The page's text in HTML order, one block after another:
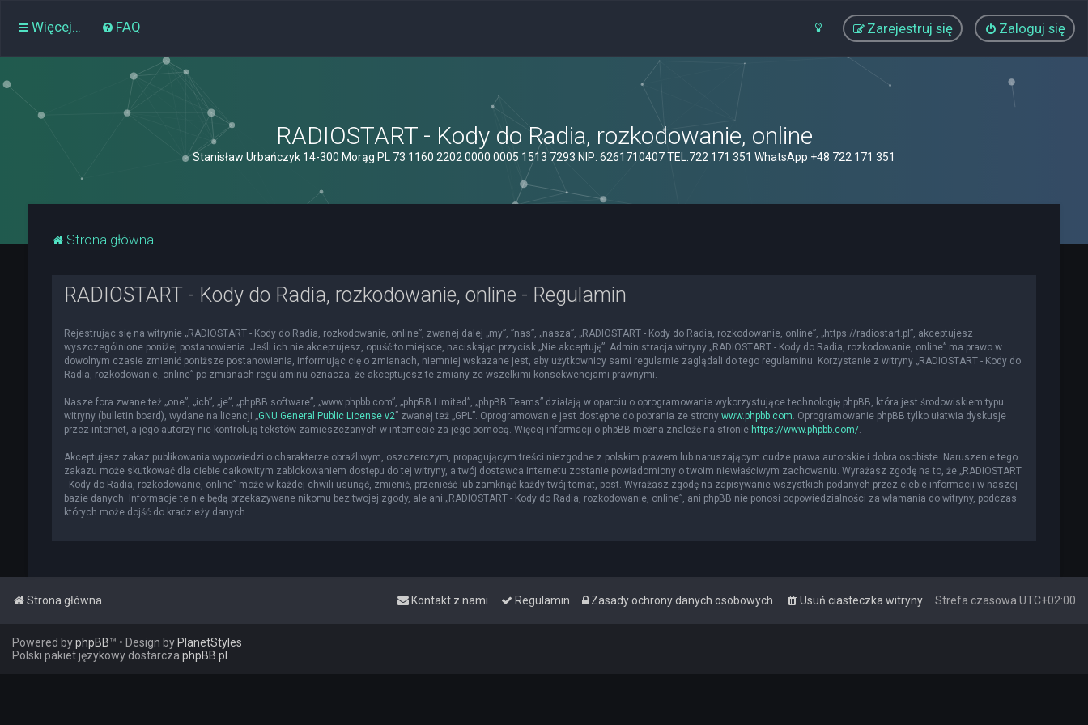
Więcej… FAQ Zaloguj się
Zarejestruj się
RADIOSTART - Kody do Radia, rozkodowanie, online
Stanisław Urbańczyk 14-300 Morąg PL 73 1160 2202 0000 0005 1513 7293 NIP: 6261710407 TEL.722 171 351 WhatsApp +48 722 171 351
Strona główna
RADIOSTART - Kody do Radia, rozkodowanie, online - Regulamin
Rejestrując się na witrynie „RADIOSTART - Kody do Radia, rozkodowanie, online”, zwanej dalej „my”, ”nas”, „nasza”, „RADIOSTART - Kody do Radia, rozkodowanie, online”, „https://radiostart.pl”, akceptujesz
wyszczególnione poniżej postanowienia. Jeśli ich nie akceptujesz, opuść to miejsce, naciskając przycisk „Nie akceptuję”. Administracja witryny „RADIOSTART - Kody do Radia, rozkodowanie, online” ma prawo w
dowolnym czasie zmienić poniższe postanowienia, informując cię o zmianach, niemniej wskazane jest, aby użytkownicy sami regularnie zaglądali do tego regulaminu. Korzystanie z witryny „RADIOSTART - Kody do
Radia, rozkodowanie, online” po zmianach regulaminu oznacza, że akceptujesz te zmiany ze wszelkimi konsekwencjami prawnymi.
Nasze fora zwane też „one”, „ich”, „je”, „phpBB software”, „www.phpbb.com”, „phpBB Limited”, „phpBB Teams” działają w oparciu o oprogramowanie wykorzystujące technologię phpBB, która jest środowiskiem typu
witryny (bulletin board), wydane na licencji „GNU General Public License v2” zwanej też „GPL”. Oprogramowanie jest dostępne do pobrania ze strony www.phpbb.com. Oprogramowanie phpBB tylko ułatwia dyskusje
przez internet, a jego autorzy nie kontrolują tekstów zamieszczanych w internecie za jego pomocą. Więcej informacji o phpBB można znaleźć na stronie https://www.phpbb.com/.
Akceptujesz zakaz publikowania wypowiedzi o charakterze obraźliwym, oszczerczym, propagującym treści niezgodne z polskim prawem lub naruszającym cudze prawa autorskie i dobra osobiste. Naruszenie tego
zakazu może skutkować dla ciebie całkowitym zablokowaniem dostępu do tej witryny, a twój dostawca internetu zostanie powiadomiony o twoim niewłaściwym zachowaniu. Wyrażasz zgodę na to, że „RADIOSTART
- Kody do Radia, rozkodowanie, online” może w każdej chwili usunąć, zmienić, przenieść lub zamknąć każdy twój temat, post. Wyrażasz zgodę na zapisywanie wszystkich podanych przez ciebie informacji w naszej
bazie danych. Informacje te nie będą przekazywane nikomu bez twojej zgody, ale ani „RADIOSTART - Kody do Radia, rozkodowanie, online”, ani phpBB nie ponosi odpowiedzialności za włamania do witryny, podczas
których może dojść do kradzieży danych.
Strona główna Strefa czasowa UTC+02:00
Usuń ciasteczka witryny
Zasady ochrony danych osobowych
Regulamin
Kontakt z nami
Powered byphpBB™ • Design by PlanetStyles
Polski pakiet językowy dostarcza phpBB.pl